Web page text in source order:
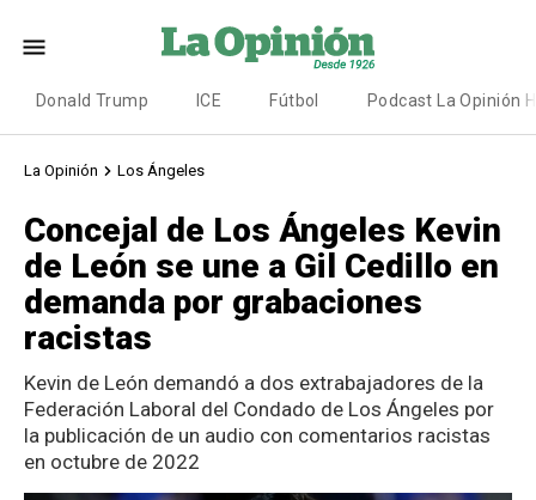
Donald Trump ICE Fútbol Podcast La Opinión
La Opinión Los Ángeles
Concejal de Los Ángeles Kevin
de León se une a Gil Cedillo en
demanda por grabaciones
racistas
Kevin de León demandó a dos extrabajadores de la
Federación Laboral del Condado de Los Ángeles por
la publicación de un audio con comentarios racistas
en octubre de 2022